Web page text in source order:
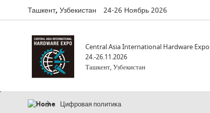
Ташкент, Узбекистан 24-26 Ноябрь 2026
Central Asia International Hardware Expo
24.-26.11.2026
Ташкент, Узбекистан
Цифровая политика